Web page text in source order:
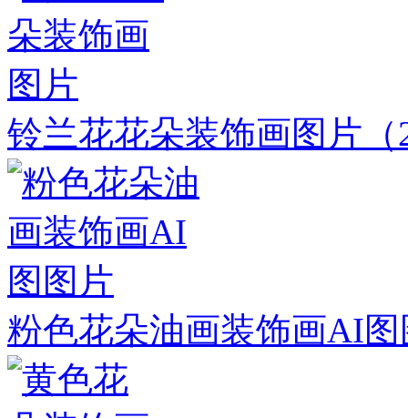
铃兰花花朵装饰画图片
粉色花朵油画装饰画AI图